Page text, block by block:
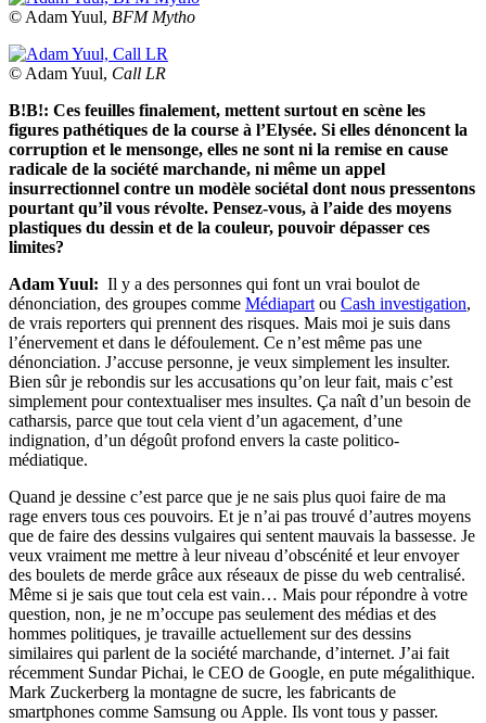
© Adam Yuul, BFM Mytho
© Adam Yuul, Call LR
B!B!: Ces feuilles finalement, mettent surtout en scène les
figures pathétiques de la course à l’Elysée. Si elles dénoncent la
corruption et le mensonge, elles ne sont ni la remise en cause
radicale de la société marchande, ni même un appel
insurrectionnel contre un modèle sociétal dont nous pressentons
pourtant qu’il vous révolte. Pensez-vous, à l’aide des moyens
plastiques du dessin et de la couleur, pouvoir dépasser ces
limites?
Adam Yuul: Il y a des personnes qui font un vrai boulot de
dénonciation, des groupes comme Médiapart ou Cash investigation,
de vrais reporters qui prennent des risques. Mais moi je suis dans
l’énervement et dans le défoulement. Ce n’est même pas une
dénonciation. J’accuse personne, je veux simplement les insulter.
Bien sûr je rebondis sur les accusations qu’on leur fait, mais c’est
simplement pour contextualiser mes insultes. Ça naît d’un besoin de
catharsis, parce que tout cela vient d’un agacement, d’une
indignation, d’un dégoût profond envers la caste politico-
médiatique.
Quand je dessine c’est parce que je ne sais plus quoi faire de ma
rage envers tous ces pouvoirs. Et je n’ai pas trouvé d’autres moyens
que de faire des dessins vulgaires qui sentent mauvais la bassesse. Je
veux vraiment me mettre à leur niveau d’obscénité et leur envoyer
des boulets de merde grâce aux réseaux de pisse du web centralisé.
Même si je sais que tout cela est vain… Mais pour répondre à votre
question, non, je ne m’occupe pas seulement des médias et des
hommes politiques, je travaille actuellement sur des dessins
similaires qui parlent de la société marchande, d’internet. J’ai fait
récemment Sundar Pichai, le CEO de Google, en pute mégalithique.
Mark Zuckerberg la montagne de sucre, les fabricants de
smartphones comme Samsung ou Apple. Ils vont tous y passer.